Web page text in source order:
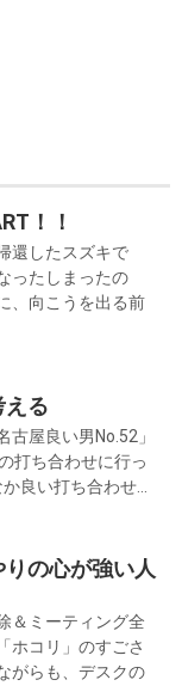
！！
還したスズキで
ったしまったの
、向こうを出る前
える
屋良い男No.52」
打ち合わせに行っ
良い打ち合わせ...
の心が強い人
＆ミーティング全
ホコリ」のすごさ
がらも、デスクの